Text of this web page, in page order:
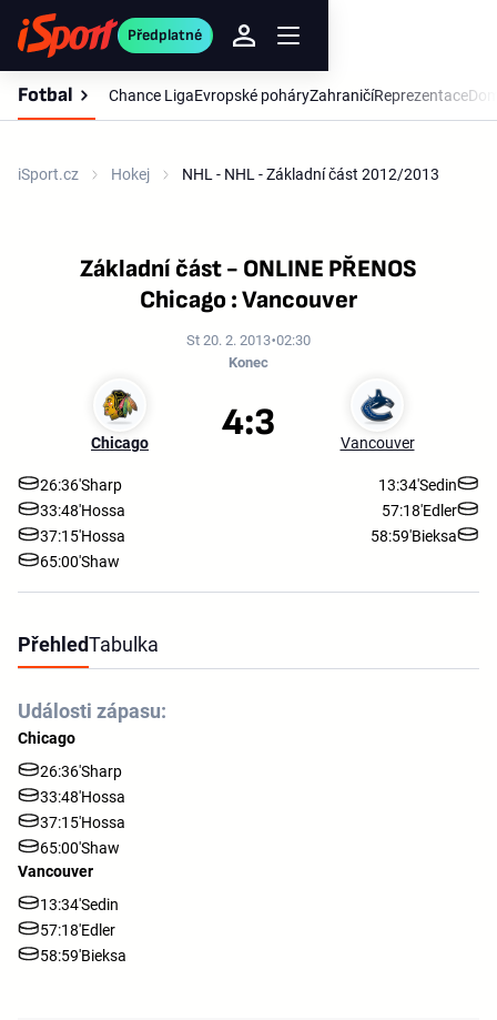
Předplatné
Fotbal Chance LigaEvropské poháryZahraničíReprezentace
iSport.cz Hokej NHL - NHL - Základní část 2012/2013
Základní část - ONLINE PŘENOS
Chicago : Vancouver
St 20. 2. 2013 02:30
Konec
Chicago Vancouver
4:3
26:36'Sharp
33:48'Hossa
37:15'Hossa
65:00'Shaw
13:34'Sedin
57:18'Edler
58:59'Bieksa
PřehledTabulka
Události zápasu:
Chicago
26:36'Sharp
33:48'Hossa
37:15'Hossa
65:00'Shaw
Vancouver
13:34'Sedin
57:18'Edler
58:59'Bieksa